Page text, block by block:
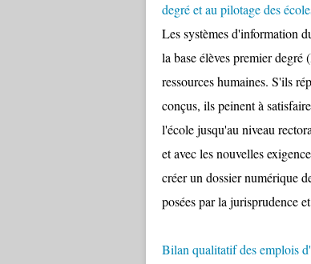
degré et au pilotage des
Les systèmes d'information
la base élèves premier
ressources humaines. S'ils
conçus, ils peinent à
l'école jusqu'au niveau
et avec les nouvelles
créer un dossier numérique
posées par la jurisprudence
Bilan qualitatif des emplois